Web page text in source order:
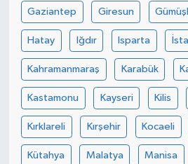
Gaziantep Giresun
Hatay Iğdır Isparta
Kahramanmaraş Karabük
Kastamonu Kayseri Kilis
Kırklareli Kırşehir Kocaeli
Kütahya Malatya Manisa